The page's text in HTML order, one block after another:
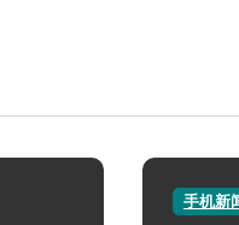
手机新